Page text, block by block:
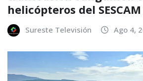
helicópteros del SESCAM
Sureste Televisión Ago 4,